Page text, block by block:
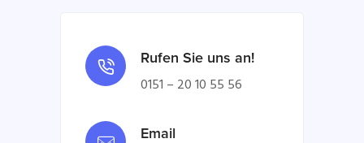
Rufen Sie uns an!
0151 – 20 10 55 56
Email